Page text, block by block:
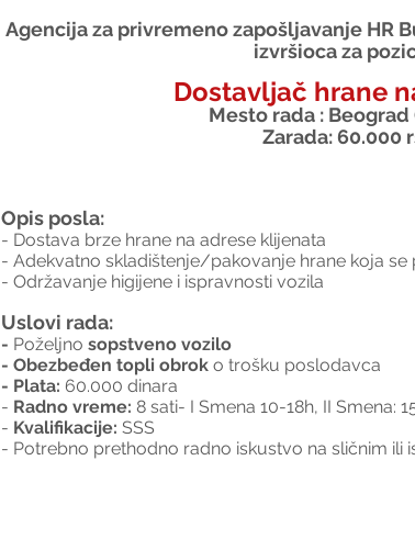
Agencija za privremeno zapošljavanje HR
izvršioca za
Dostavljač hrane
Mesto rada : Beograd
Zarada: 60.000
Opis posla:
- Dostava brze hrane na adrese klijenata
- Adekvatno skladištenje/pakovanje hrane koja se
- Održavanje higijene i ispravnosti vozila
Uslovi rada:
- Poželjno sopstveno vozilo
- Obezbeđen topli obrok o trošku poslodavca
- Plata: 60.000 dinara
- Radno vreme: 8 sati- I Smena 10-18h, II Smena:
- Kvalifikacije: SSS
- Potrebno prethodno radno iskustvo na sličnim ili